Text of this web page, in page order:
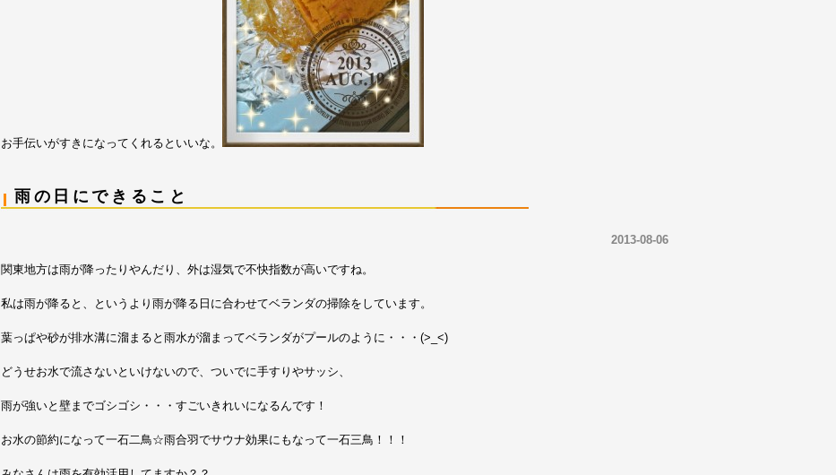
お手伝いがすきになってくれるといいな。
雨の日にできること
2013-08-06
関東地方は雨が降ったりやんだり、外は湿気で不快指数が高いですね。
私は雨が降ると、というより雨が降る日に合わせてベランダの掃除をしています。
葉っぱや砂が排水溝に溜まると雨水が溜まってベランダがプールのように・・・(>_<)
どうせお水で流さないといけないので、ついでに手すりやサッシ、
雨が強いと壁までゴシゴシ・・・すごいきれいになるんです！
お水の節約になって一石二鳥☆雨合羽でサウナ効果にもなって一石三鳥！！！